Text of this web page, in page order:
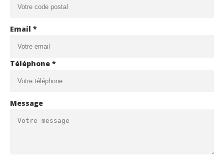
Email *
Téléphone *
Message